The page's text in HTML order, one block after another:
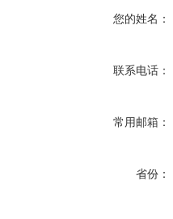
您的姓名：
联系电话：
常用邮箱：
省份：